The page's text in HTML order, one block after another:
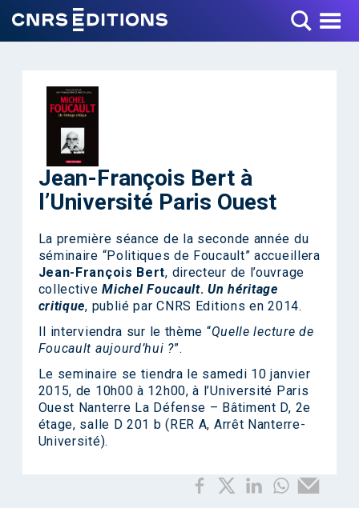
Toggle Menu
Jean-François Bert à
l’Université Paris Ouest
La première séance de la seconde année du
séminaire “Politiques de Foucault” accueillera
Jean-François Bert, directeur de l’ouvrage
collectiveMichel Foucault. Un héritage
critique, publié par CNRS Editions en 2014.
Il interviendra sur le thème “Quelle lecture de
Foucault aujourd’hui ?”.
Le seminaire se tiendra le samedi 10 janvier
2015, de 10h00 à 12h00, à l’Université Paris
Ouest Nanterre La Défense – Bâtiment D, 2e
étage, salle D 201 b (RER A, Arrêt Nanterre-
Université).